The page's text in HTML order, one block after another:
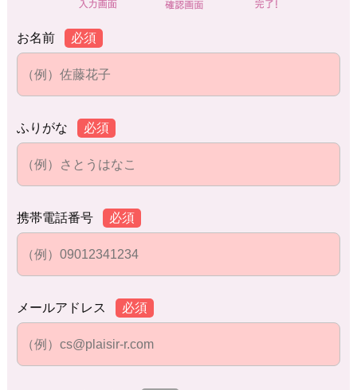
お名前 必須
ふりがな 必須
携帯電話番号 必須
メールアドレス 必須